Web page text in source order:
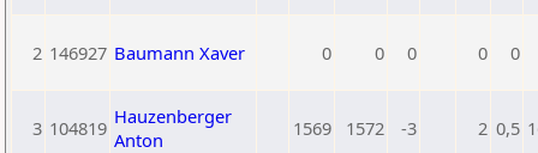
2 146927 Baumann Xaver 0 0 0 0 0
3 104819 Hauzenberger
Anton
1569 1572 -3 2 0,5